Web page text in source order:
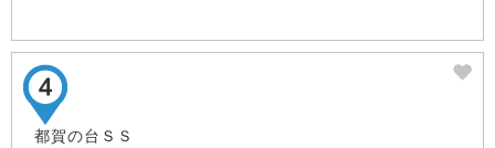
都賀の台ＳＳ